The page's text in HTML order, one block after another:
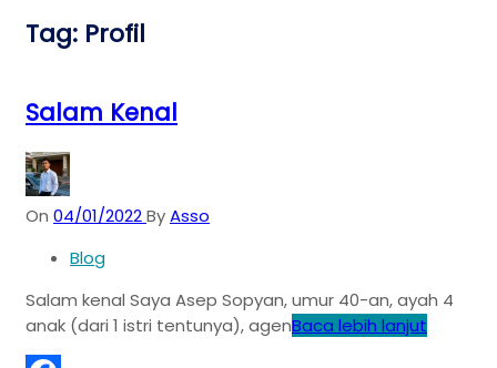
Tag: Profil
Salam Kenal
On 04/01/2022ByAsso
Blog
Salam kenal Saya Asep Sopyan, umur 40-an, ayah 4
anak (dari 1 istri tentunya), agenBaca lebih lanjut